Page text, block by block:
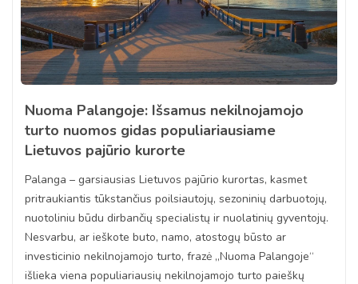
Nuoma Palangoje: Išsamus nekilnojamojo
turto nuomos gidas populiariausiame
Lietuvos pajūrio kurorte
Palanga – garsiausias Lietuvos pajūrio kurortas, kasmet
pritraukiantis tūkstančius poilsiautojų, sezoninių darbuotojų,
nuotoliniu būdu dirbančių specialistų ir nuolatinių gyventojų.
Nesvarbu, ar ieškote buto, namo, atostogų būsto ar
investicinio nekilnojamojo turto, frazė „Nuoma Palangoje“
išlieka viena populiariausių nekilnojamojo turto paieškų